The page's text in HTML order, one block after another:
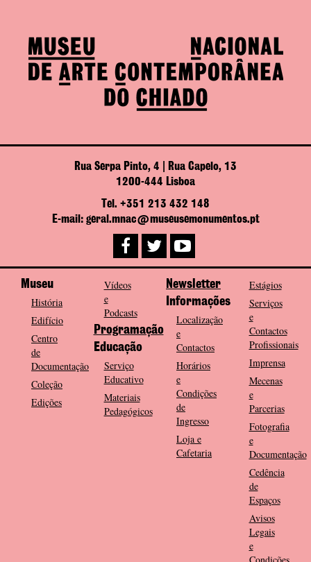
Rua Serpa Pinto, 4 | Rua Capelo, 13
1200-444 Lisboa
Tel. +351 213 432 148
E-mail: geral.mnac@museusemonumentos.pt
Museu
História
Edifício
Centro
de
Documentação
Coleção
Edições
Vídeos
e
Podcasts
Programação
Educação
Serviço
Educativo
Materiais
Pedagógicos
Newsletter
Informações
Localização
e
Contactos
Horários
e
Condições
de
Ingresso
Loja e
Cafetaria
Estágios
Serviços
e
Contactos
Profissionais
Imprensa
Mecenas
e
Parcerias
Fotografia
e
Documentação
Cedência
de
Espaços
Avisos
Legais
e
Condições